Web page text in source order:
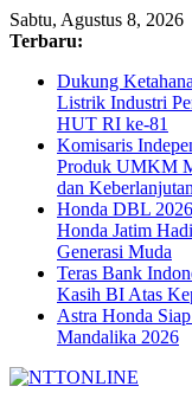
Sabtu, Agustus 8, 2026
Terbaru:
Dukung
Listrik Industri
HUT RI ke-81
Komisaris
Produk UMKM
dan Keberlanjutan
Honda DBL
Honda Jatim
Generasi Muda
Teras Bank
Kasih BI Atas
Astra Honda
Mandalika 2026